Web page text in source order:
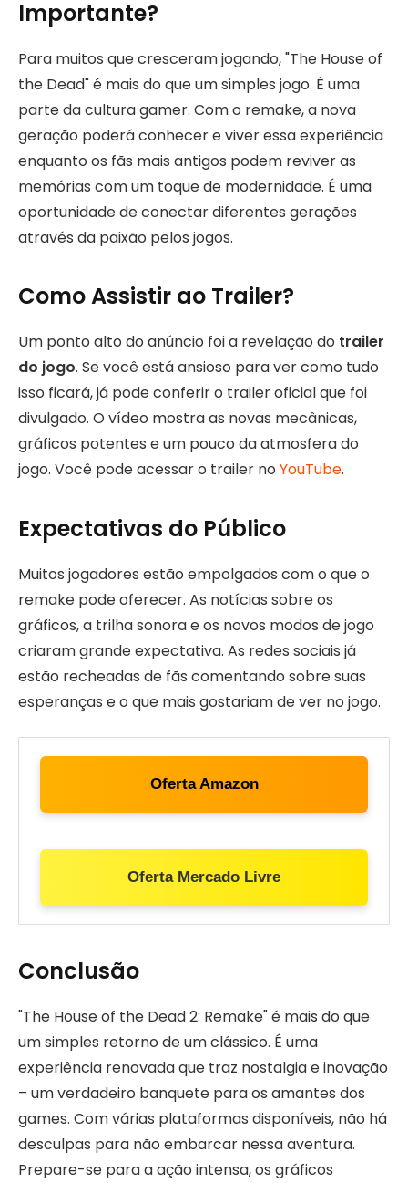
Importante?
Para muitos que cresceram jogando, "The House of
the Dead" é mais do que um simples jogo. É uma
parte da cultura gamer. Com o remake, a nova
geração poderá conhecer e viver essa experiência
enquanto os fãs mais antigos podem reviver as
memórias com um toque de modernidade. É uma
oportunidade de conectar diferentes gerações
através da paixão pelos jogos.
Como Assistir ao Trailer?
Um ponto alto do anúncio foi a revelação do trailer
do jogo. Se você está ansioso para ver como tudo
isso ficará, já pode conferir o trailer oficial que foi
divulgado. O vídeo mostra as novas mecânicas,
gráficos potentes e um pouco da atmosfera do
jogo. Você pode acessar o trailer no YouTube.
Expectativas do Público
Muitos jogadores estão empolgados com o que o
remake pode oferecer. As notícias sobre os
gráficos, a trilha sonora e os novos modos de jogo
criaram grande expectativa. As redes sociais já
estão recheadas de fãs comentando sobre suas
esperanças e o que mais gostariam de ver no jogo.
Oferta Amazon
Oferta Mercado Livre
Conclusão
"The House of the Dead 2: Remake" é mais do que
um simples retorno de um clássico. É uma
experiência renovada que traz nostalgia e inovação
– um verdadeiro banquete para os amantes dos
games. Com várias plataformas disponíveis, não há
desculpas para não embarcar nessa aventura.
Prepare-se para a ação intensa, os gráficos